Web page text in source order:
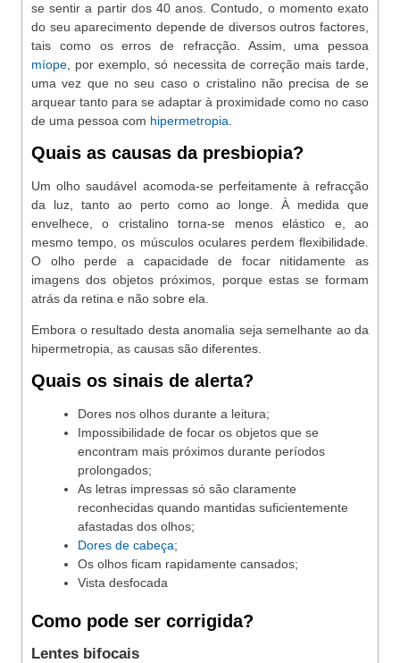
se sentir a partir dos 40 anos. Contudo, o momento exato
do seu aparecimento depende de diversos outros factores,
tais como os erros de refracção. Assim, uma pessoa
míope , por exemplo, só necessita de correção mais tarde,
uma vez que no seu caso o cristalino não precisa de se
arquear tanto para se adaptar à proximidade como no caso
de uma pessoa com hipermetropia
Quais as causas da presbiopia?
Um olho saudável acomoda-se perfeitamente à refracção
da luz, tanto ao perto como ao longe. À medida que
envelhece, o cristalino torna-se menos elástico e, ao
mesmo tempo, os músculos oculares perdem flexibilidade.
O olho perde a capacidade de focar nitidamente as
imagens dos objetos próximos, porque estas se formam
atrás da retina e não sobre ela.
Embora o resultado desta anomalia seja semelhante ao da
hipermetropia, as causas são diferentes.
Quais os sinais de alerta?
Dores nos olhos durante a leitura;
Impossibilidade de focar os objetos que se
encontram mais próximos durante períodos
prolongados;
As letras impressas só são claramente
reconhecidas quando mantidas suficientemente
afastadas dos olhos;
Dores de cabeça;
Os olhos ficam rapidamente cansados;
Vista desfocada
Como pode ser corrigida?
Lentes bifocais